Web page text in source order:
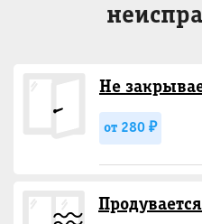
Не
от 280 ₽
Продувается